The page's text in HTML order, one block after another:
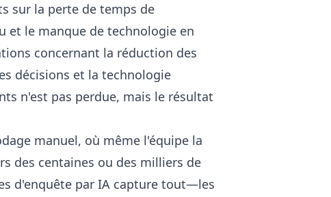
sur la perte de temps de
et le manque de technologie en
concernant la réduction des
décisions et la technologie
n'est pas perdue, mais le résultat
manuel, où même l'équipe la
des centaines ou des milliers de
d'enquête par IA capture tout—les